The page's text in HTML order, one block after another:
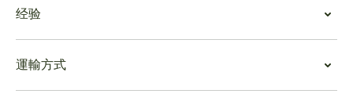
完全散發出來。
一旦小高希霸吉士途雪茄開始，香料、鹹焦糖、全麥餅
乾、木材、可可塊、稻草和皮革就形成了順滑、中等到濃
雖然高希霸雪茄是最昂貴的雪茄之一，但高希霸吉士途雪
茄在高希霸系列中提供了相對較高的價值。這是因為雪茄
足夠大，可以充分享受著名的高希霸角色，但又足夠小，
幾乎可以在任何地方吸煙。
高希霸吉士途雪茄的包裝和尺寸都很方便，讓您可以靈活
经验
高希霸吉士途將吸食高希霸雪茄的樂趣與在時間有限的情
況下隨時隨地吸煙的多功能性結合在一起。 5 件裝高希霸
運輸方式